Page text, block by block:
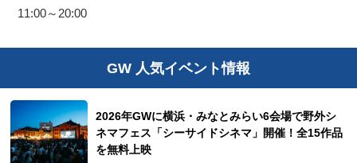
11:00～20:00
GW 人気イベント情報
2026年GWに横浜・みなとみらい6会場で野外シ
ネマフェス「シーサイドシネマ」開催！全15作品
を無料上映